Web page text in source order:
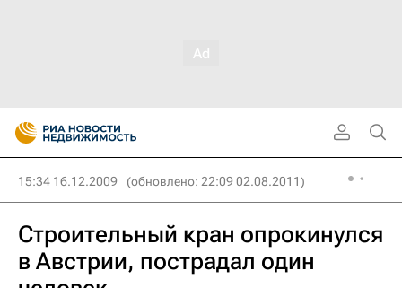
15:34 16.12.2009 (обновлено: 22:09 02.08.2011)
Строительный кран опрокинулся
в Австрии, пострадал один